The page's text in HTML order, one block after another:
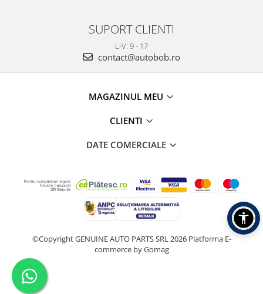
SUPORT CLIENTI
L-V: 9 - 17
contact@autobob.ro
MAGAZINUL MEU
CLIENTI
DATE COMERCIALE
©Copyright GENUINE AUTO PARTS SRL 2026 Platforma E-
commerce by Gomag